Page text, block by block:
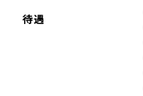
待遇